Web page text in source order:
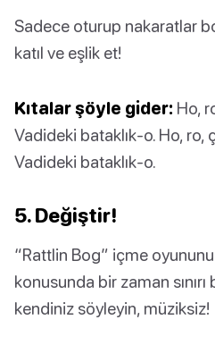
Sadece oturup nakaratlar
katıl ve eşlik et!
Kıtalar şöyle gider: Ho,
Vadideki bataklık-o. Ho, ro,
Vadideki bataklık-o.
5. Değiştir!
“Rattlin Bog” içme
konusunda bir zaman sınırı
kendiniz söyleyin, müziksiz!